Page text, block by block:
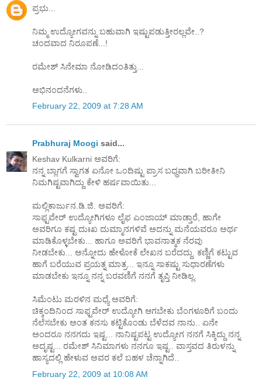
ಪ್ರಭು...
ನಿಮ್ಮ ಉದ್ಯೋಗವನ್ನು ಬಹುವಾಗಿ ಇಷ್ಟುಪಡುತ್ತೀರಲ್ಲವೇ..?
ಚಂದವಾದ ನಿರೂಪಣೆ...!
ರಮೇಶ್ ಸಿನೇಮಾ ನೋಡಿದಂತಿತ್ತು...
ಅಭಿನಂದನೆಗಳು..
February 22, 2009 at 7:28 AM
Prabhuraj Moogi said...
Keshav Kulkarni ಅವರಿಗೆ:
ನನ್ನ ಬ್ಲಾಗಗೆ ಸ್ವಾಗತ ಏನೋ ಒಂದಿಷ್ಟು ಪ್ರಾಸ ಬಧ್ಧವಾಗಿ ಬರೀತೀನಿ
ನಿಮಗಿಷ್ಟವಾಗಿದ್ದು ಕೇಳಿ ಹರ್ಷವಾಯಿತು...
ಮಲ್ಲಿಕಾರ್ಜುನ.ಡಿ.ಜಿ. ಅವರಿಗೆ:
ಸಾಫ್ಟವೇರ್ ಉದ್ಯೋಗಿಗಳೂ ಲೈಫ ಎಂಜಾಯ್ ಮಾಡ್ತಾರೆ, ಹಾಗೇ
ಅವರಿಗೂ ಕಷ್ಟ ದುಃಖ ದುಮ್ಮಾನಗಳಿವೆ ಅದನ್ನು ಮನೆಯವರೂ ಅರ್ಥ
ಮಾಡಿಕೊಳ್ಳಬೇಕು... ಹಾಗೂ ಅವರಿಗೆ ಭಾವನಾತ್ಮಕ ನೆರವು
ನೀಡಬೇಕು... ಅನ್ನೋದು ಹೇಳೋಕೆ ಲೇಖನ ಬರೆದದ್ದು. ಕಣ್ಣಿಗೆ ಕಟ್ಟುವ
ಹಾಗೆ ಬರೆಯುವ ಪ್ರಯತ್ನ ಮಾತ್ರ... ಇನ್ನೂ ಸಾಕಷ್ಟು ಸುಧಾರಣೆಗಳು
ಮಾಡಬೇಕು ಇನ್ನೂ ನನ್ನ ಬರವಣಿಗೆ ನನಗೆ ತೃಪ್ತಿ ನೀಡಿಲ್ಲ.
ಸಿಮೆಂಟು ಮರಳಿನ ಮಧ್ಯೆ ಅವರಿಗೆ:
ಚಿಕ್ಕಂದಿನಿಂದ ಸಾಫ್ಟವೇರ್ ಉದ್ಯೋಗಿ ಆಗಬೇಕು ಬೆಂಗಳೂರಿಗೆ ಬಂದು
ನೆಲೆಸಬೇಕು ಅಂತ ಕನಸು ಕಟ್ಟಿಕೊಂಡು ಬೆಳೆದವ ನಾನು.. ಏನೇ
ಅಂದರೂ ನನಗದು ಇಷ್ಟ... ನಾನಿಷ್ಟಪಟ್ಟ ಉದ್ಯೋಗ ನನಗೆ ಸಿಕ್ಕಿದ್ದು ನನ್ನ
ಅದೃಷ್ಟ... ರಮೇಶ್ ಸಿನಿಮಾಗಳು ನನಗೂ ಇಷ್ಟ.. ವಾಸ್ತವದ ತಿರುಳನ್ನು
ಹಾಸ್ಯದಲ್ಲಿ ಹೇಳುವ ಅವರ ಕಲೆ ಬಹಳ ಚೆನ್ನಾಗಿದೆ..
February 22, 2009 at 10:08 AM